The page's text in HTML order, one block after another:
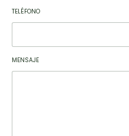
TELÉFONO
MENSAJE